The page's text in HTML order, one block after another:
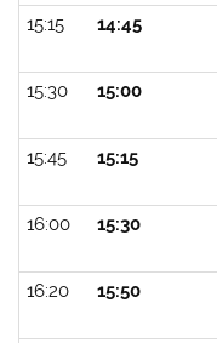
15:15
14:45
15:30
15:00
15:45
15:15
16:00
15:30
16:20
15:50